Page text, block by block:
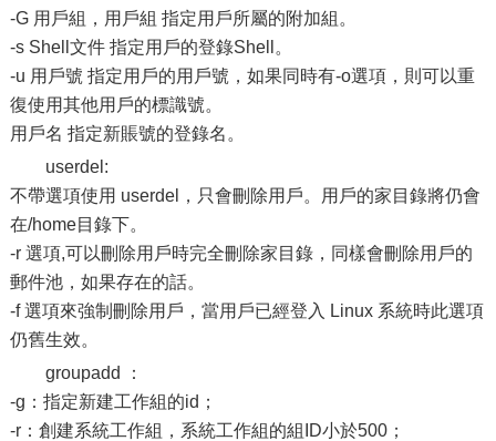
-G 用戶組，用戶組 指定用戶所屬的附加組。
-s Shell文件 指定用戶的登錄Shell。
-u 用戶號 指定用戶的用戶號，如果同時有-o選項，則可以重
復使用其他用戶的標識號。
用戶名 指定新賬號的登錄名。
userdel:
不帶選項使用 userdel，只會刪除用戶。用戶的家目錄將仍會
在/home目錄下。
-r 選項,可以刪除用戶時完全刪除家目錄，同樣會刪除用戶的
郵件池，如果存在的話。
-f 選項來強制刪除用戶，當用戶已經登入 Linux 系統時此選項
仍舊生效。
groupadd ：
-g：指定新建工作組的id；
-r：創建系統工作組，系統工作組的組ID小於500；